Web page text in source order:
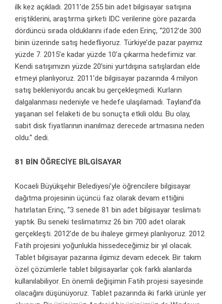
ilk kez açıkladı. 2011’de 255 bin adet bilgisayar satışına
eriştiklerini, araştırma şirketi IDC verilerine göre pazarda
dördüncü sırada olduklarını ifade eden Erinç, “2012’de 300
binin üzerinde satış hedefliyoruz. Türkiye’de pazar payımız
yüzde 7. 2015’e kadar yüzde 10’a çıkarma hedefimiz var.
Kendi satışımızın yüzde 20’sini yurtdışına satışlardan elde
etmeyi planlıyoruz. 2011’de bilgisayar pazarında 4 milyon
satış bekleniyordu ancak bu gerçekleşmedi. Kurların
dalgalanması nedeniyle ve hedefe ulaşılamadı. Tayland’da
yaşanan sel felaketi de bu sonuçta etkili oldu. Bu olay,
sabit disk fiyatlarının inanılmaz derecede artmasına neden
oldu.” dedi.
81 BİN ÖĞRECİYE BİLGİSAYAR
Kocaeli Büyükşehir Belediyesi’yle öğrencilere bilgisayar
dağıtma projesinin üçüncü faz olarak devam ettiğini
hatırlatan Erinç, “3 senede 81 bin adet bilgisayar teslimatı
yaptık. Bu seneki teslimatımız 26 bin 700 adet olarak
gerçekleşti. 2012’de de bu ihaleye girmeyi planlıyoruz. 2012
Fatih projesini yoğunlukla hissedeceğimiz bir yıl olacak.
Tablet bilgisayar pazarına ilgimiz devam edecek. Bir takım
özel çözümlerle tablet bilgisayarlar çok farklı alanlarda
kullanılabiliyor. En önemli değişimin Fatih projesi sayesinde
olacağını düşünüyoruz. Tablet pazarında iki farklı ürünle yer